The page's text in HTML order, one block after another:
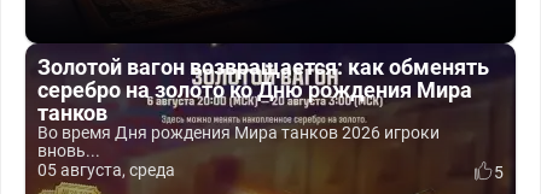
Золотой вагон возвращается: как обменять
серебро на золото ко Дню рождения Мира
танков
Во время Дня рождения Мира танков 2026 игроки
вновь...
05 августа, среда
5